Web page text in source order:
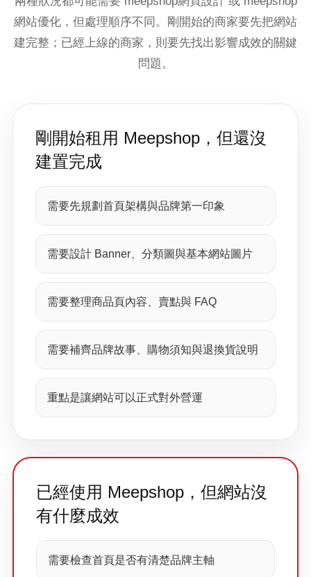
網站優化，但處理順序不同。剛開始的商家要先把網站
建完整；已經上線的商家，則要先找出影響成效的關鍵
問題。
剛開始租用 Meepshop，但還沒
建置完成
需要先規劃首頁架構與品牌第一印象
需要設計 Banner、分類圖與基本網站圖片
需要整理商品頁內容、賣點與 FAQ
需要補齊品牌故事、購物須知與退換貨說明
重點是讓網站可以正式對外營運
已經使用 Meepshop，但網站沒
有什麼成效
需要檢查首頁是否有清楚品牌主軸